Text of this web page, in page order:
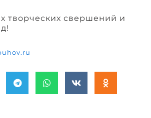
творческих свершений и